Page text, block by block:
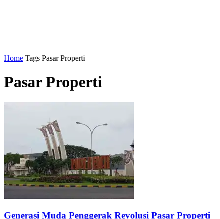
Home Tags Pasar Properti
Pasar Properti
Generasi Muda Penggerak Revolusi Pasar Properti